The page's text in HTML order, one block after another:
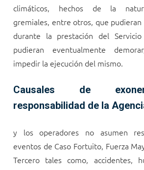
climáticos, hechos de la
gremiales, entre otros, que
durante la prestación del
pudieran eventualmente
impedir la ejecución del mismo.
Causales de
responsabilidad de la
y los operadores no asumen
eventos de Caso Fortuito, Fuerza
Tercero tales como, accidentes,